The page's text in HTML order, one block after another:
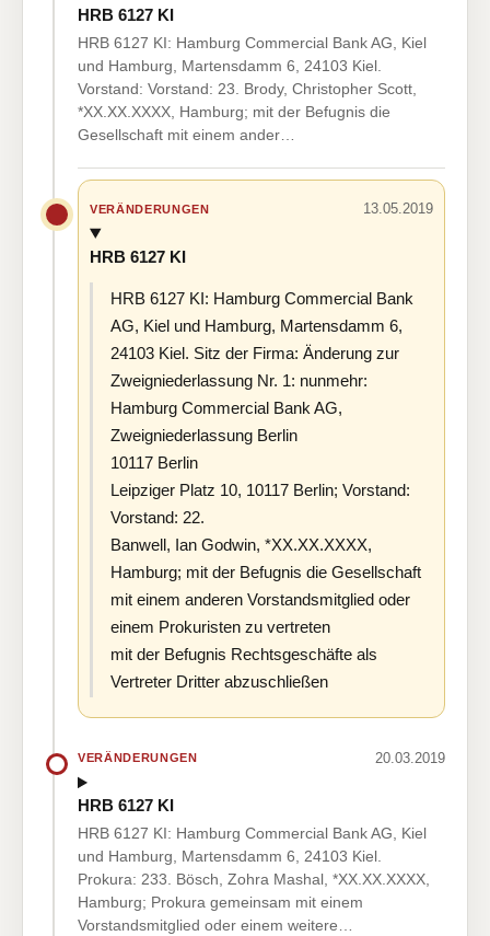
HRB 6127 KI
HRB 6127 KI: Hamburg Commercial Bank AG, Kiel
und Hamburg, Martensdamm 6, 24103 Kiel.
Vorstand: Vorstand: 23. Brody, Christopher Scott,
*XX.XX.XXXX, Hamburg; mit der Befugnis die
Gesellschaft mit einem ander…
VERÄNDERUNGEN 13.05.2019
HRB 6127 KI
HRB 6127 KI: Hamburg Commercial Bank
AG, Kiel und Hamburg, Martensdamm 6,
24103 Kiel. Sitz der Firma: Änderung zur
Zweigniederlassung Nr. 1: nunmehr:
Hamburg Commercial Bank AG,
Zweigniederlassung Berlin
10117 Berlin
Leipziger Platz 10, 10117 Berlin; Vorstand:
Vorstand: 22.
Banwell, Ian Godwin, *XX.XX.XXXX,
Hamburg; mit der Befugnis die Gesellschaft
mit einem anderen Vorstandsmitglied oder
einem Prokuristen zu vertreten
mit der Befugnis Rechtsgeschäfte als
Vertreter Dritter abzuschließen
VERÄNDERUNGEN 20.03.2019
HRB 6127 KI
HRB 6127 KI: Hamburg Commercial Bank AG, Kiel
und Hamburg, Martensdamm 6, 24103 Kiel.
Prokura: 233. Bösch, Zohra Mashal, *XX.XX.XXXX,
Hamburg; Prokura gemeinsam mit einem
Vorstandsmitglied oder einem weitere…